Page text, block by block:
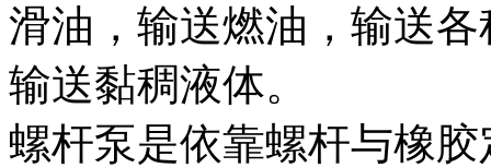
滑油，输送燃油，输送
输送黏稠液体。
螺杆泵是依靠螺杆与橡